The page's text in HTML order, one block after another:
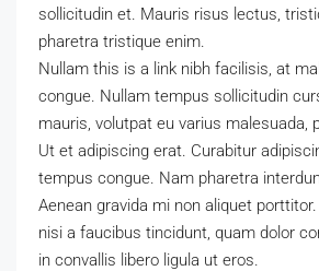
sollicitudin et. Mauris risus lectus,
pharetra tristique enim.
Nullam this is a link nibh facilisis, at
congue. Nullam tempus sollicitudin
mauris, volutpat eu varius malesuada,
Ut et adipiscing erat. Curabitur
tempus congue. Nam pharetra
Aenean gravida mi non aliquet
nisi a faucibus tincidunt, quam dolor
in convallis libero ligula ut eros.